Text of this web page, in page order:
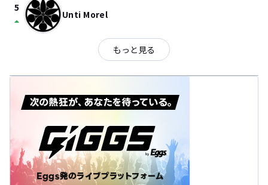
5
arrow_drop_up Unti Morel
もっと見る